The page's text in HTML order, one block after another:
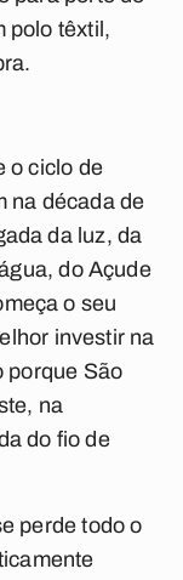
polo têxtil,
o ciclo de
na década de
da luz, da
do Açude
o seu
investir na
porque São
na
do fio de
perde todo o